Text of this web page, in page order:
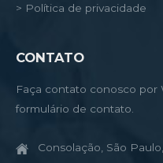
> Política de privacidade
CONTATO
Faça contato conosco por
formulário de contato.
Consolação, São